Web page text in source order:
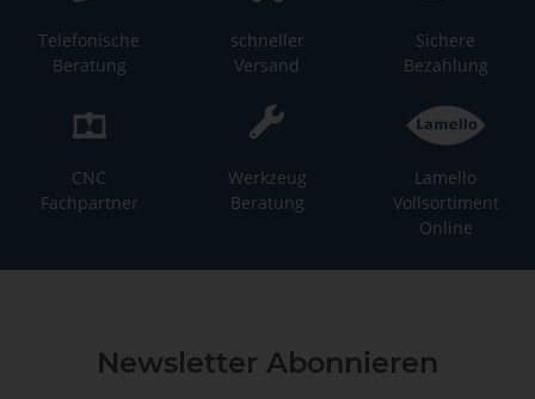
Telefonische
Beratung
schneller
Versand
Sichere
Bezahlung
CNC
Fachpartner
Werkzeug
Beratung
Lamello
Vollsortiment
Online
Newsletter Abonnieren